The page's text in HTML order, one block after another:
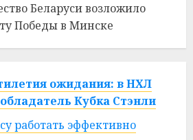
Беларуси возложило
Победы в Минске
ожидания: в НХЛ
Кубка Стэнли
работать эффективно